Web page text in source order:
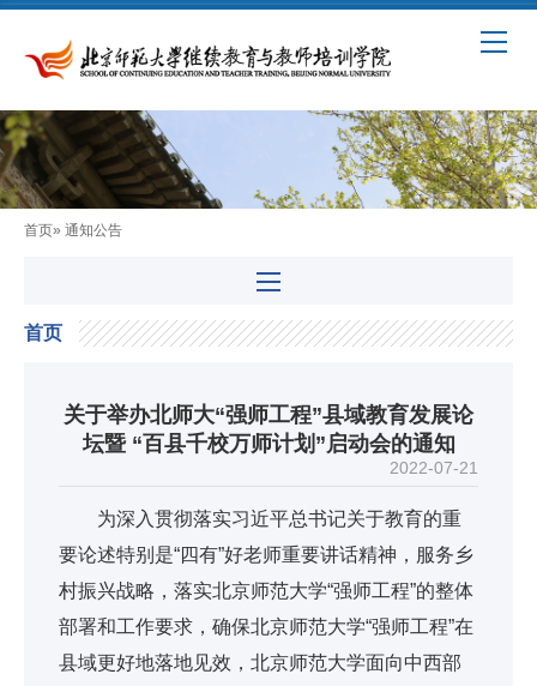
首页» 通知公告
首页
关于举办北师大“强师工程”县域教育发展论
坛暨 “百县千校万师计划”启动会的通知
2022-07-21
为深入贯彻落实习近平总书记关于教育的重
要论述特别是“四有”好老师重要讲话精神，服务乡
村振兴战略，落实北京师范大学“强师工程”的整体
部署和工作要求，确保北京师范大学“强师工程”在
县域更好地落地见效，北京师范大学面向中西部